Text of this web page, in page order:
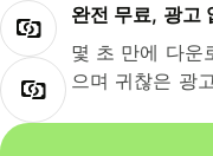
완전 무료, 광고
몇 초 만에 다운
으며 귀찮은 광